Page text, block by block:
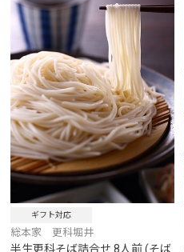
ギフト対応
総本家 更科堀井
半生更科そば詰合せ 8人前 (そば